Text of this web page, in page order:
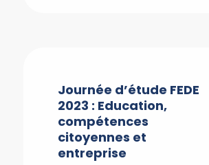
Journée d’étude FEDE
2023 : Education,
compétences
citoyennes et
entreprise